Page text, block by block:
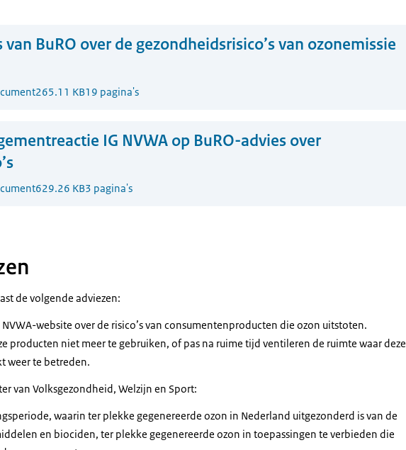
van BuRO over de gezondheidsrisico’s van ozonemissie
265.11 KB19 pagina's
IG NVWA op BuRO-advies over
629.26 KB3 pagina's
de volgende adviezen:
website over de risico’s van consumentenproducten die ozon uitstoten.
producten niet meer te gebruiken, of pas na ruime tijd ventileren de ruimte waar deze
weer te betreden.
van Volksgezondheid, Welzijn en Sport:
waarin ter plekke gegenereerde ozon in Nederland uitgezonderd is van de
en biociden, ter plekke gegenereerde ozon in toepassingen te verbieden die